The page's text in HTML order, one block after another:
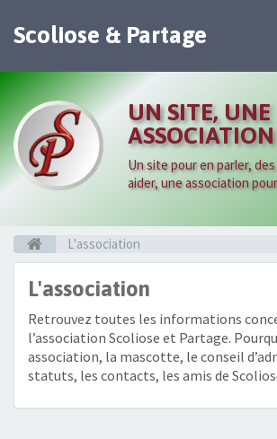
Scoliose & Partage
UN SITE, UNE
ASSOCIATION
Un site pour en parler,
aider, une association
L'association
L'association
Retrouvez toutes les informations
l’association Scoliose et Partage.
association, la mascotte, le conseil
statuts, les contacts, les amis de